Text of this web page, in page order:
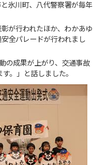
氷川町、八代警察署が毎年
が行われたほか、わかあゆ
全パレードが行われまし
の成果が上がり、交通事故
。」と話しました。